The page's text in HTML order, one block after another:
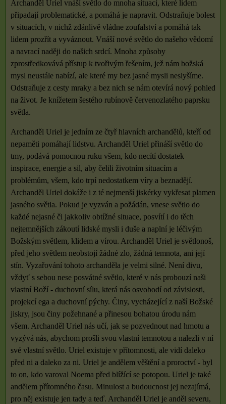
Archanděl Uriel vnáší světlo do mnoha situací, které lidem
připadají problematické, a pomáhá je napravit. Odstraňuje bolest
v situacích, v nichž zdánlivě vládne zoufalství a pomáhá tak
lidem prozřít a vyváznout. Vnáší nové světlo do našeho vědomí
a navrací naději do našich srdcí. Mnoha způsoby
zprostředkovává přístup k tvořivým řešením, jež nám božská
mysl neustále nabízí, ale které my bez jasné mysli neslyšíme.
Odstraňuje z cesty mraky a bez nich se nám otevírá nový pohled
na život. Je knížetem šestého rubínově červenozlatého paprsku
světla.
Archanděl Uriel je jedním ze čtyř hlavních archandělů, kteří od
nepaměti pomáhají lidstvu. Archanděl Uriel přináší světlo do
tmy, podává pomocnou ruku všem, kdo necítí dostatek
inspirace, energie a sil, aby čelili životním situacím a
problémům, všem, kdo trpí nedostatkem víry a beznadějí.
Archanděl Uriel dokáže i z té nejmenší jiskérky vykřesat plamen
jasného světla. Pokud je vyzván a požádán, vnese světlo do
každé nejasné či jakkoliv obtížné situace, posvítí i do těch
nejtemnějších zákoutí lidské mysli i duše a naplní je léčivým
Božským světlem, klidem a vírou. Archanděl Uriel je světlonoš,
před jeho světlem neobstojí žádné zlo, žádná temnota, ani její
stín. Vyzařování tohoto archanděla je velmi silné. Není divu,
vždyť s sebou nese posvátné světlo, které v nás probouzí naši
vlastní Boží - duchovní sílu, která nás osvobodí od závislosti,
projekcí ega a duchovní pýchy. Činy, vycházející z naší Božské
jiskry, jsou činy požehnané a přinesou bohatou úrodu nám
všem. Archanděl Uriel nás učí, jak se pozvednout nad hmotu a
vyzývá nás, abychom prošli svou vlastní temnotou a nalezli v ní
své vlastní světlo. Uriel existuje v přítomnosti, ale vidí daleko
před ni a daleko za ni. Uriel je andělem věštění a proroctví - byl
to on, kdo varoval Noema před blížící se potopou. Uriel je také
andělem přítomného času. Minulost a budoucnost jej nezajímá,
pro něj existuje jen tady a teď. Archanděl Uriel je anděl severu,